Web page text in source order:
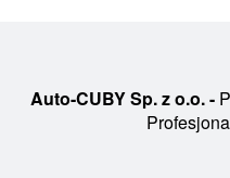
Auto-CUBY Sp. z o.o. -